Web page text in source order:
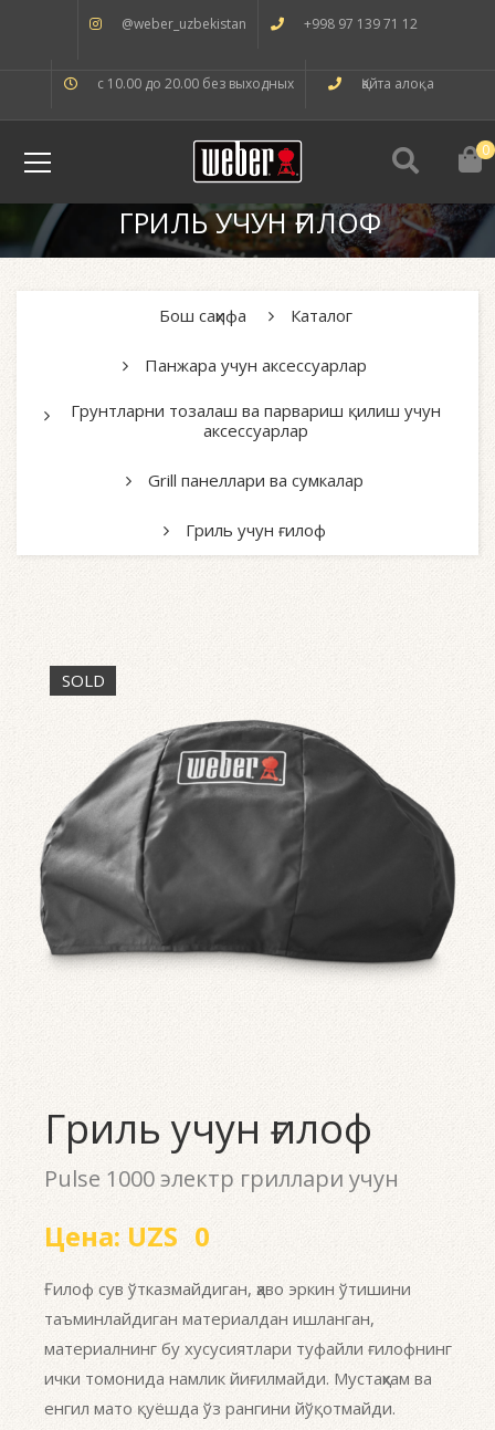
@weber_uzbekistan +998 97 139 71 12
с 10.00 до 20.00 без выходных Қайта алоқа
0
ГРИЛЬ УЧУН ҒИЛОФ
Бош саҳифа Каталог
Панжара учун аксессуарлар
Грунтларни тозалаш ва парвариш қилиш учун
аксессуарлар
Grill панеллари ва сумкалар
Гриль учун ғилоф
SOLD
Гриль учун ғилоф
Pulse 1000 электр гриллари учун
Цена: UZS 0
Ғилоф сув ўтказмайдиган, ҳаво эркин ўтишини
таъминлайдиган материалдан ишланган,
материалнинг бу хусусиятлари туфайли ғилофнинг
ички томонида намлик йиғилмайди. Мустаҳкам ва
енгил мато қуёшда ўз рангини йўқотмайди.